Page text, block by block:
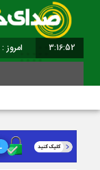
3:16:53 امروز : جمعه,